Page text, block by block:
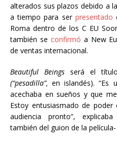
alterados sus plazos debido a
a tiempo para ser presentado
Roma dentro de los C EU
también se confirmó a New
de ventas internacional.
Beautiful Beings será el
(“pesadilla”,en islandés). “Es
acechaba en sueños y que
Estoy entusiasmado de
audiencia pronto”,
también del guion de la